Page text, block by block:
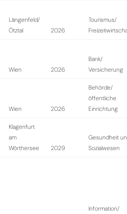
Längenfeld/
Ötztal
2026
Tourismus/
Wien 2026
Bank/
Versicherung
Wien 2026
Behörde/
öffentliche
Einrichtung
Klagenfurt
am
Wörthersee
2029
Gesundheit
Sozialwesen
Information/